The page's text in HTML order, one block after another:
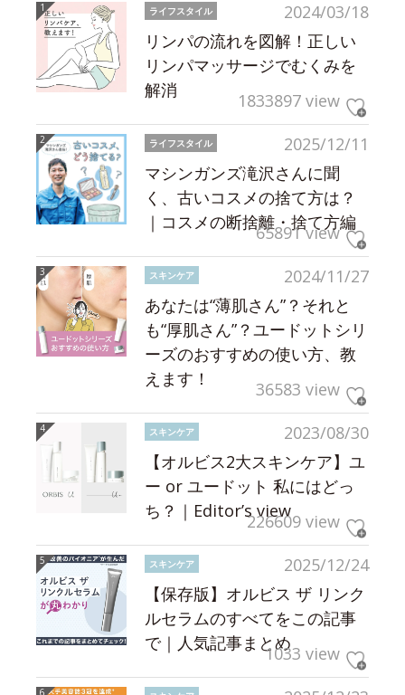
2024/03/18
ライフスタイル
リンパの流れを図解！正しい
リンパマッサージでむくみを
解消
1833897 view
2025/12/11
ライフスタイル
マシンガンズ滝沢さんに聞
く、古いコスメの捨て方は？
｜コスメの断捨離・捨て方編
65891 view
2024/11/27
スキンケア
あなたは“薄肌さん”？それと
も“厚肌さん”？ユードットシリ
ーズのおすすめの使い方、教
えます！
36583 view
2023/08/30
スキンケア
【オルビス2大スキンケア】ユ
ー or ユードット 私にはどっ
ち？｜Editor’s view226609 view
2025/12/24
スキンケア
【保存版】オルビス ザ リンク
ルセラムのすべてをこの記事
で｜人気記事まとめ1033 view